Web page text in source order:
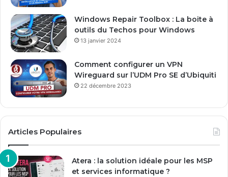
Windows Repair Toolbox : La boite à
outils du Techos pour Windows
13 janvier 2024
Comment configurer un VPN
Wireguard sur l’UDM Pro SE d’Ubiquiti
22 décembre 2023
Articles Populaires
Atera : la solution idéale pour les MSP
et services informatique ?